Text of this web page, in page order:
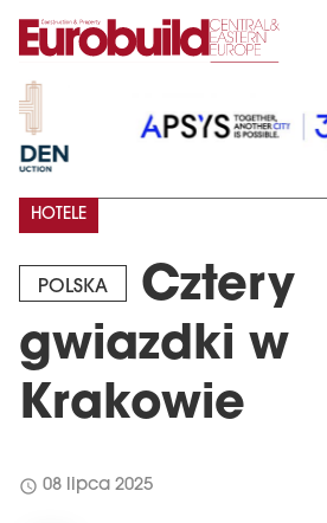
POLSKA
Cztery
gwiazdki w
Krakowie
HOTELE
schedule 08 lipca 2025